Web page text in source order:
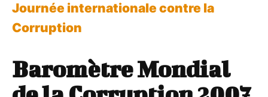
Journée internationale contre la
Corruption
Baromètre Mondial